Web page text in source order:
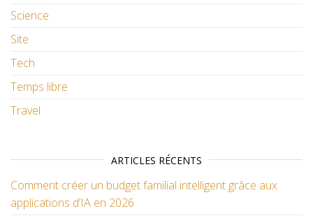
Science
Site
Tech
Temps libre
Travel
ARTICLES RÉCENTS
Comment créer un budget familial intelligent grâce aux
applications d’IA en 2026